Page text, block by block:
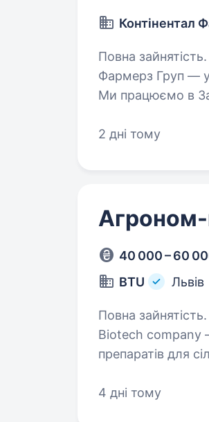
Контінентал
Повна зайнятість.
Фармерз Груп —
Ми працюємо в
2 дні тому
Агроном-
40 000 – 60
BTU
Львів
Повна зайнятість.
Biotech company
препаратів для
дослідний…
4 дні тому